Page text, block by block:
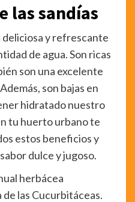
las sandías
deliciosa y refrescante
de agua. Son ricas
son una excelente
son bajas en
hidratado nuestro
tu huerto urbano te
estos beneficios y
dulce y jugoso.
herbácea
las Cucurbitáceas.